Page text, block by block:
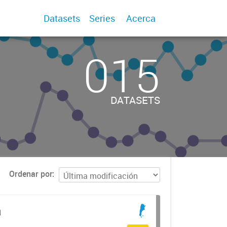
Datasets Series Acerca
015
DATASETS
Ordenar por